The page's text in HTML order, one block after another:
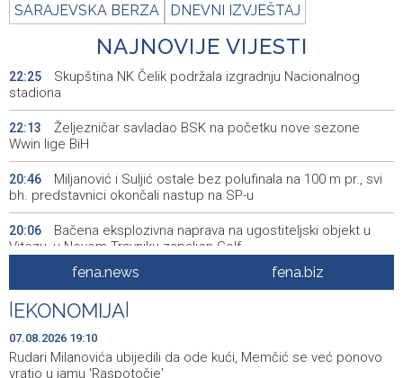
SARAJEVSKA BERZA DNEVNI IZVJEŠTAJ
NAJNOVIJE VIJESTI
22:25
Skupština NK Čelik podržala izgradnju Nacionalnog
stadiona
22:13
Željezničar savladao BSK na početku nove sezone
Wwin lige BiH
20:46
Miljanović i Suljić ostale bez polufinala na 100 m pr., svi
bh. predstavnici okončali nastup na SP-u
20:06
Bačena eksplozivna naprava na ugostiteljski objekt u
Vitezu, u Novom Travniku zapaljen Golf
Galerija ULUPUBiH otvara novu izlagačku sezonu,
predstavlja novi izlagački program
19:44 Faris Dževahirić novi nogometaš Veleža
19:21 Announcement of events for Saturday, 8 August 2026
fena.news fena.biz
EKONOMIJA
07.08.2026 19:10
Rudari Milanovića ubijedili da ode kući, Memčić se već ponovo
vratio u jamu 'Raspotočje'